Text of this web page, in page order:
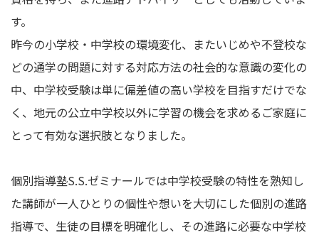
す。
昨今の小学校・中学校の環境変化、またいじめや不登校な
どの通学の問題に対する対応方法の社会的な意識の変化の
中、中学校受験は単に偏差値の高い学校を目指すだけでな
く、地元の公立中学校以外に学習の機会を求めるご家庭に
とって有効な選択肢となりました。
個別指導塾S.S.ゼミナールでは中学校受験の特性を熟知し
た講師が一人ひとりの個性や想いを大切にした個別の進路
指導で、生徒の目標を明確化し、その進路に必要な中学校